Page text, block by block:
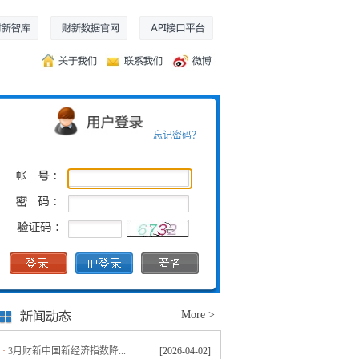
忘记密码？
More >
[2026-04-02]
· 3月财新中国新经济指数降...